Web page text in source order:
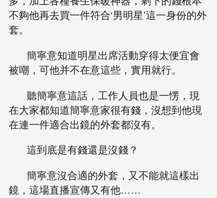
不夠他再去買一件符合‘男明星’這一身份的外
套。
簡寧意知道明星出席活動穿得太便宜會
被嘲，可他并不在意這些，實用就行。
聽簡寧意這話，工作人員也是一愣，現
在大家都知道簡寧意家很有錢，沒想到他現
在連一件適合出鏡的外套都沒有。
這到底是有錢還是沒錢？
簡寧意沒合適的外套，又不能就這樣出
鏡，這場直播宣傳又有他……